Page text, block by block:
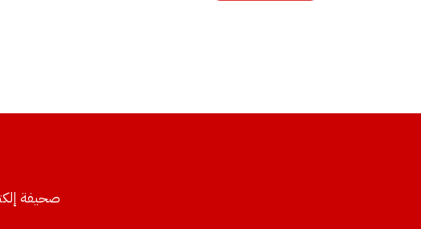
صحيفة